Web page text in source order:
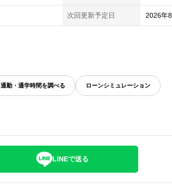
次回更新予定日 2026年
通勤・通学時間を調べる ローンシミュレーション
LINEで送る